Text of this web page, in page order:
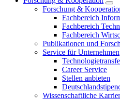
Forschung &
Fachbereich
Fachbereich
Fachbereich
Publikationen und
Service für Unternehmen
Career Service
Stellen anbieten
Wissenschaftliche